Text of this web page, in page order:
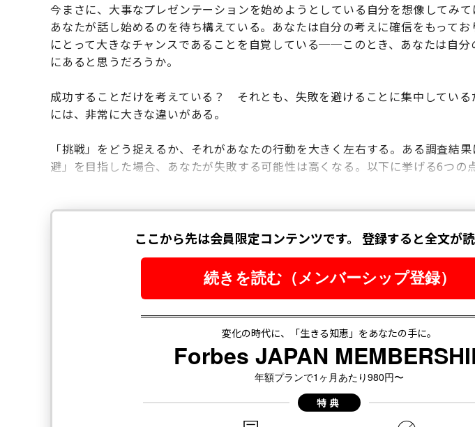
今まさに、大事なプレゼンテーションを始めようとしている自分を想像してみ
あなたが話し始めるのを待ち構えている。あなたは自分の考えに確信をもって
にとって大きなチャンスであることを自覚している──このとき、あなたは自分
にあると思うだろうか。
成功することだけを考えている？ それとも、失敗を避けることに集中している
には、非常に大きな違いがある。
「挑戦」をどう捉えるか、それがあなたの行動を大きく左右する。ある調査結
避」を目指した場合、あなたが失敗する可能性は高くなる。以下に挙げる6つの